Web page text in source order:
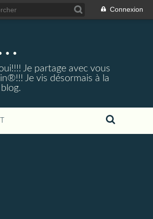
Connexion
Je partage avec vous
Je vis désormais à la